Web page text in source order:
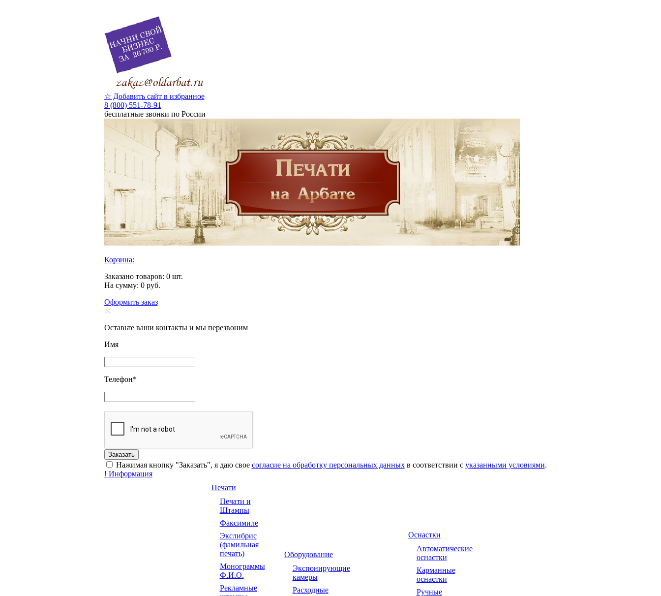
☆ Добавить сайт в избранное
8 (800) 551-78-91
бесплатные звонки по России
Корзина:
Заказано товаров: 0шт.
На сумму: 0руб.
Оформить заказ
Оставьте ваши контакты и мы перезвоним
Имя
Телефон*
Нажимая кнопку "Заказать", я даю свое согласие на обработку персональных данныхв соответствии с указанными условиями.
! Информация
Печати
Печати и
Штампы
Факсимиле
Экслибрис
(фамильная
печать)
Монограммы
Ф.И.О.
Рекламные
Оборудование
Экспонирующие
камеры
Расходные
Оснастки
Автоматические
оснастки
Карманные
оснастки
Ручные